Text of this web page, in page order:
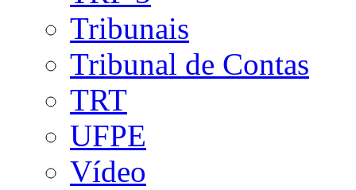
Tribunais
Tribunal de Contas
TRT
UFPE
Vídeo